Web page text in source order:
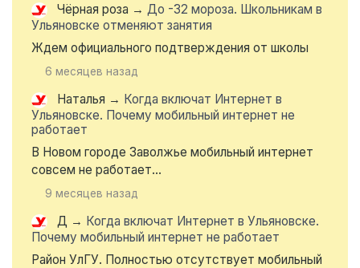
Чёрная роза → До -32 мороза. Школьникам в
Ульяновске отменяют занятия
Ждем официального подтверждения от школы
6 месяцев назад
Наталья → Когда включат Интернет в
Ульяновске. Почему мобильный интернет не
работает
В Новом городе Заволжье мобильный интернет
совсем не работает...
9 месяцев назад
Д → Когда включат Интернет в Ульяновске.
Почему мобильный интернет не работает
Район УлГУ. Полностью отсутствует мобильный